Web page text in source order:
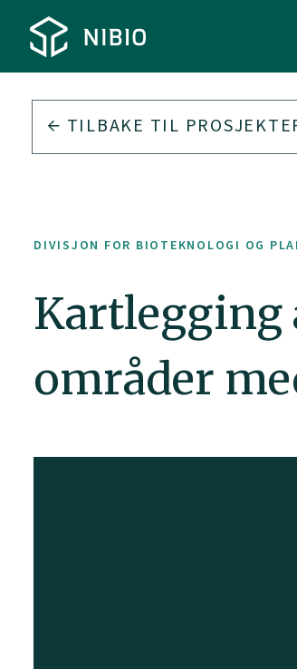
TILBAKE TIL
DIVISJON FOR BIOTEKNOLOGI OG
DIVISJON FOR BIOTEKNOLOGI OG
områder